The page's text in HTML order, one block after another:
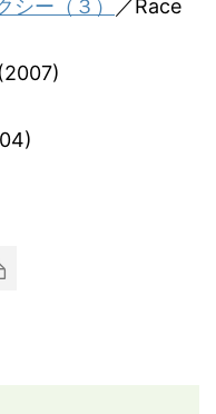
シー（３）
／Race